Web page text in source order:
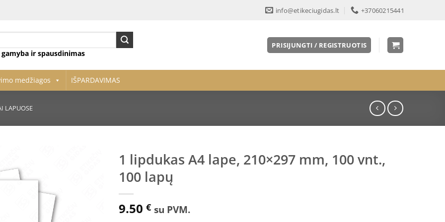
info@etikeciugidas.lt +37060215441
ir spausdinimas
PRISIJUNGTI / REGISTRUOTIS
medžiagos IŠPARDAVIMAS
LAPUOSE
1 lipdukas A4 lape, 210×297 mm, 100 vnt.,
100 lapų
9.50 € su PVM.